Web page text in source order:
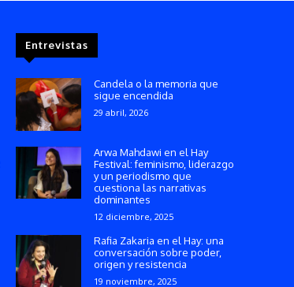
Entrevistas
Candela o la memoria que
sigue encendida
29 abril, 2026
Arwa Mahdawi en el Hay
Festival: feminismo, liderazgo
y un periodismo que
cuestiona las narrativas
dominantes
12 diciembre, 2025
Rafia Zakaria en el Hay: una
conversación sobre poder,
origen y resistencia
19 noviembre, 2025